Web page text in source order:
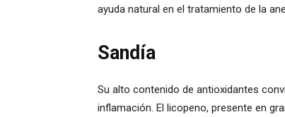
ayuda natural en el tratamiento de la
Sandía
Su alto contenido de antioxidantes
inflamación. El licopeno, presente en